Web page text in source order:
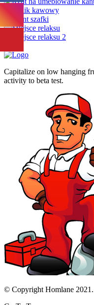
Capitalize on low hanging
activity to beta test.
© Copyright Homlane